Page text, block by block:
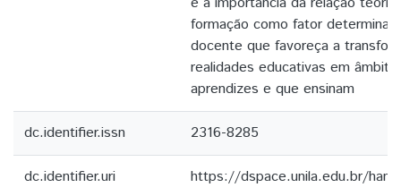
formação como fator
docente que favoreça a
realidades educativas em
aprendizes e que ensinam
dc.identifier.issn 2316-8285
dc.identifier.uri https://dspace.unila.edu.br/